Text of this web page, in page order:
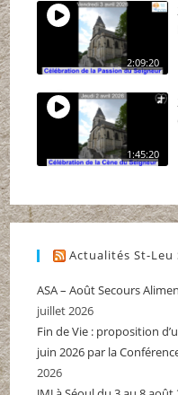
2:09:20
1:45:20
Actualités St-Leu
ASA – Août Secours
juillet 2026
Fin de Vie : proposition
juin 2026 par la
2026